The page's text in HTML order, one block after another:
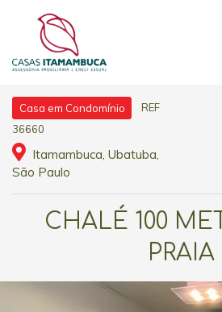
Casa em Condomínio
REF
36660
Itamambuca, Ubatuba,
São Paulo
CHALÉ 100
PRAIA